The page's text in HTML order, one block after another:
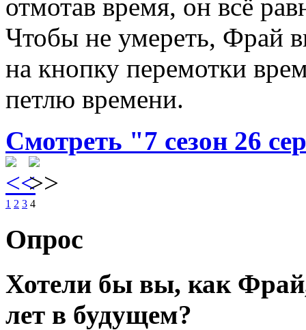
отмотав время, он всё
Чтобы не умереть, Фрай
на кнопку перемотки
петлю времени.
Смотреть "7 сезон 26
1 2 3 4
Опрос
Хотели бы вы, как
лет в будущем?